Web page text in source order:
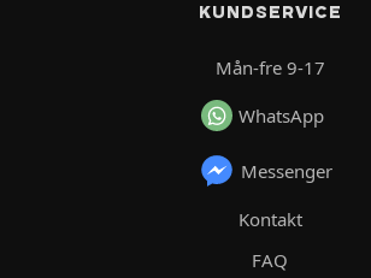
KUNDSERVICE
Mån-fre 9-17
WhatsApp
Messenger
Kontakt
FAQ